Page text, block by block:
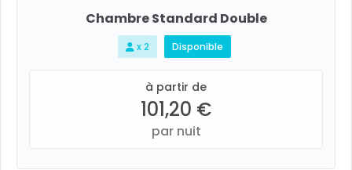
Chambre Standard Double
x 2 Disponible
à partir de
101,20 €
par nuit